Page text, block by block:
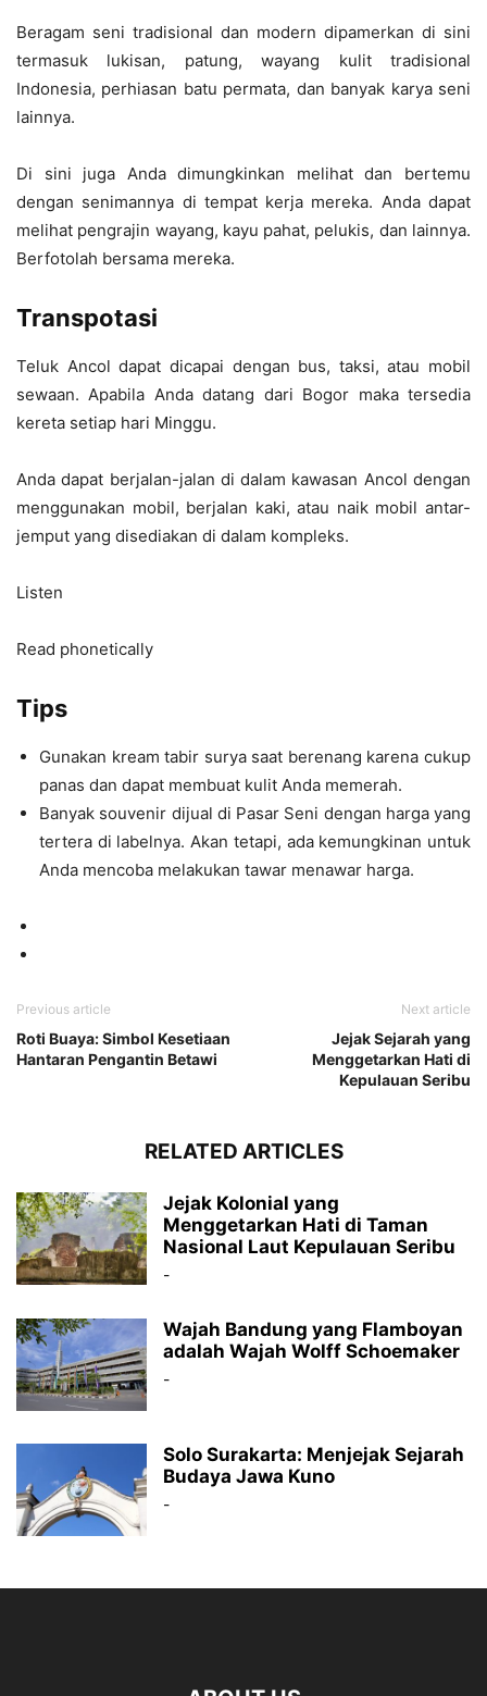
Beragam seni tradisional dan modern dipamerkan di sini
termasuk lukisan, patung, wayang kulit tradisional
Indonesia, perhiasan batu permata, dan banyak karya seni
lainnya.
Di sini juga Anda dimungkinkan melihat dan bertemu
dengan senimannya di tempat kerja mereka. Anda dapat
melihat pengrajin wayang, kayu pahat, pelukis, dan lainnya.
Berfotolah bersama mereka.
Transpotasi
Teluk Ancol dapat dicapai dengan bus, taksi, atau mobil
sewaan. Apabila Anda datang dari Bogor maka tersedia
kereta setiap hari Minggu.
Anda dapat berjalan-jalan di dalam kawasan Ancol dengan
menggunakan mobil, berjalan kaki, atau naik mobil antar-
jemput yang disediakan di dalam kompleks.
Listen
Read phonetically
Tips
Gunakan kream tabir surya saat berenang karena cukup
panas dan dapat membuat kulit Anda memerah.
Banyak souvenir dijual di Pasar Seni dengan harga yang
tertera di labelnya. Akan tetapi, ada kemungkinan untuk
Anda mencoba melakukan tawar menawar harga.
Previous article
Roti Buaya: Simbol Kesetiaan
Hantaran Pengantin Betawi
Next article
Jejak Sejarah yang
Menggetarkan Hati di
Kepulauan Seribu
RELATED ARTICLES
Jejak Kolonial yang
Menggetarkan Hati di Taman
Nasional Laut Kepulauan Seribu
-
Wajah Bandung yang Flamboyan
adalah Wajah Wolff Schoemaker
-
Solo Surakarta: Menjejak Sejarah
Budaya Jawa Kuno
-